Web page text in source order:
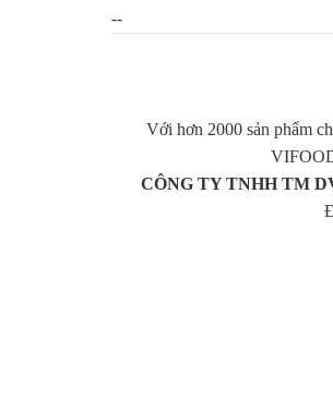
--
Với hơn 2000 sản phẩm
CÔNG TY TNHH TM